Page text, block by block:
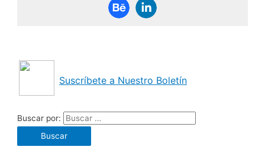
Suscríbete a Nuestro Boletín
Buscar por: